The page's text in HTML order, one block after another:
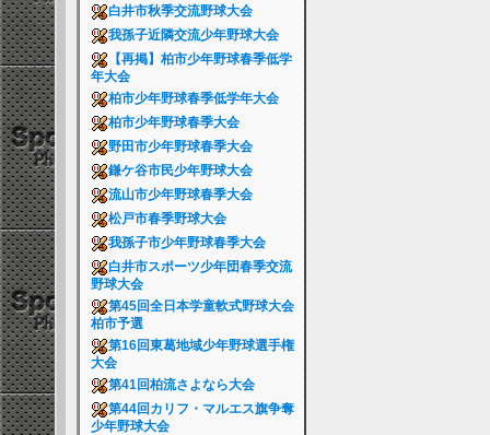
白井市秋季交流野球大会
我孫子近隣交流少年野球大会
【再掲】柏市少年野球春季低学
年大会
柏市少年野球春季低学年大会
柏市少年野球春季大会
野田市少年野球春季大会
鎌ケ谷市民少年野球大会
流山市少年野球春季大会
松戸市春季野球大会
我孫子市少年野球春季大会
白井市スポーツ少年団春季交流
野球大会
第45回全日本学童軟式野球大会
柏市予選
第16回東葛地域少年野球選手権
大会
第41回柏流さよなら大会
第44回カリフ・マルエス旗争奪
少年野球大会